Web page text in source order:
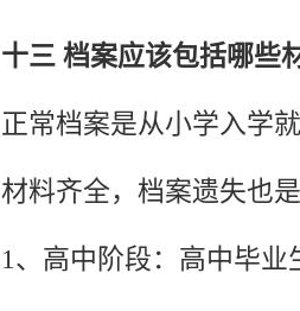
十三 档案应该包括哪些
正常档案是从小学入学
材料齐全，档案遗失也
1、高中阶段：高中毕